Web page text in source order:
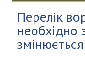
Перелік
необхідно